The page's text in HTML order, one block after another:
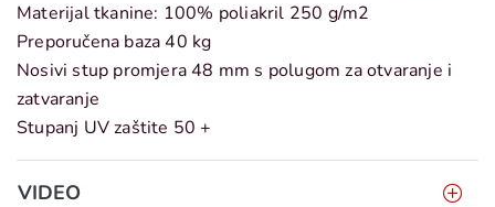
Materijal tkanine: 100% poliakril 250 g/m2
Preporučena baza 40 kg
Nosivi stup promjera 48 mm s polugom za otvaranje i
zatvaranje
Stupanj UV zaštite 50 +
VIDEO